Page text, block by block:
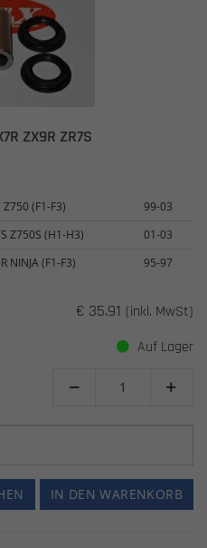
ZX9R ZR7S
Z750 (F1-F3)
99-03
Z750S (H1-H3)
01-03
NINJA (F1-F3) 95-97
€ 35.91 (inkl. MwSt)
Auf Lager
 
IN DEN WARENKORB